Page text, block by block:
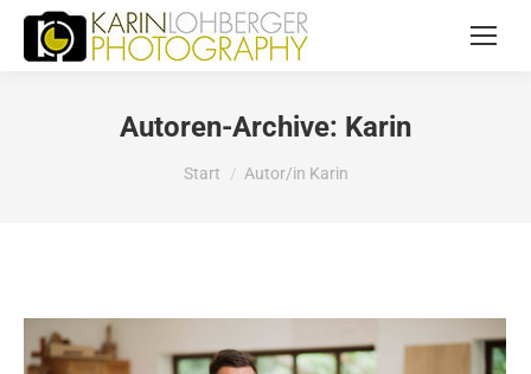
Autoren-Archive: Karin
Sie befinden sich hier:
Start Autor/in Karin